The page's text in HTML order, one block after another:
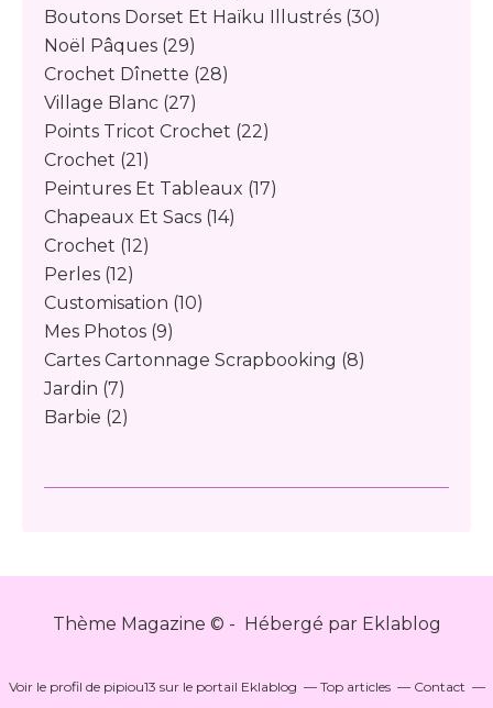
Boutons Dorset Et Haïku Illustrés (30)
Noël Pâques (29)
Crochet Dînette (28)
Village Blanc (27)
Points Tricot Crochet (22)
Crochet (21)
Peintures Et Tableaux (17)
Chapeaux Et Sacs (14)
Crochet (12)
Perles (12)
Customisation (10)
Mes Photos (9)
Cartes Cartonnage Scrapbooking (8)
Jardin (7)
Barbie (2)
Thème Magazine © - Hébergé par Eklablog
Voir le profil de pipiou13 sur le portail Eklablog Top articles
Contact